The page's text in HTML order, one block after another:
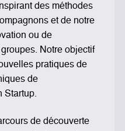
des méthodes
et de notre
ou de
Notre objectif
pratiques de
de
Startup.
de découverte